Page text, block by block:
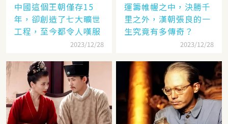
中國這個王朝僅存15
年，卻創造了七大曠世
工程，至今都令人嘆服
2023/12/28
運籌帷幄之中，決勝千
里之外，漢朝張良的一
生究竟有多傳奇？
2023/12/28